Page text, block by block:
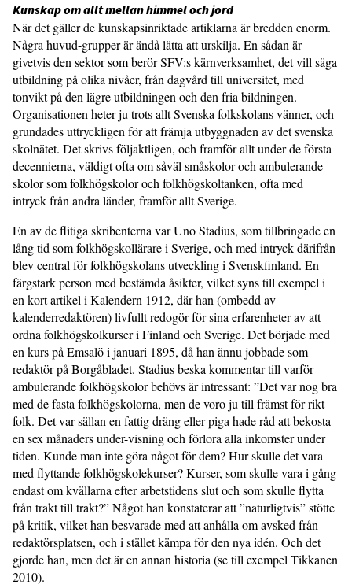
Kunskap om allt mellan himmel och jord
När det gäller de kunskapsinriktade artiklarna är bredden enorm.
Några huvud-grupper är ändå lätta att urskilja. En sådan är
givetvis den sektor som berör SFV:s kärnverksamhet, det vill säga
utbildning på olika nivåer, från dagvård till universitet, med
tonvikt på den lägre utbildningen och den fria bildningen.
Organisationen heter ju trots allt Svenska folkskolans vänner, och
grundades uttryckligen för att främja utbyggnaden av det svenska
skolnätet. Det skrivs följaktligen, och framför allt under de första
decennierna, väldigt ofta om såväl småskolor och ambulerande
skolor som folkhögskolor och folkhögskoltanken, ofta med
intryck från andra länder, framför allt Sverige.
En av de flitiga skribenterna var Uno Stadius, som tillbringade en
lång tid som folkhögskollärare i Sverige, och med intryck därifrån
blev central för folkhögskolans utveckling i Svenskfinland. En
färgstark person med bestämda åsikter, vilket syns till exempel i
en kort artikel i Kalendern 1912, där han (ombedd av
kalenderredaktören) livfullt redogör för sina erfarenheter av att
ordna folkhögskolkurser i Finland och Sverige. Det började med
en kurs på Emsalö i januari 1895, då han ännu jobbade som
redaktör på Borgåbladet. Stadius beska kommentar till varför
ambulerande folkhögskolor behövs är intressant: ”Det var nog bra
med de fasta folkhögskolorna, men de voro ju till främst för rikt
folk. Det var sällan en fattig dräng eller piga hade råd att bekosta
en sex månaders under-visning och förlora alla inkomster under
tiden. Kunde man inte göra något för dem? Hur skulle det vara
med flyttande folkhögskolekurser? Kurser, som skulle vara i gång
endast om kvällarna efter arbetstidens slut och som skulle flytta
från trakt till trakt?” Något han konstaterar att ”naturligtvis” stötte
på kritik, vilket han besvarade med att anhålla om avsked från
redaktörsplatsen, och i stället kämpa för den nya idén. Och det
gjorde han, men det är en annan historia (se till exempel Tikkanen
2010).